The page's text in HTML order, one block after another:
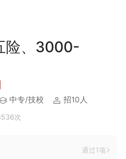
险、3000-
中专/技校 招10人
次
通过1项